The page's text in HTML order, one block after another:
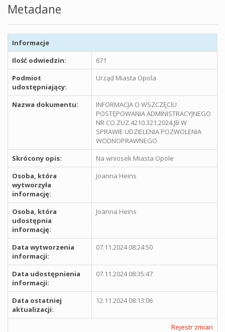
Metadane
Informacje
Ilość odwiedzin:
671
Podmiot
udostępniający:
Urząd Miasta Opola
Nazwa dokumentu:
INFORMACJA O WSZCZĘCIU
POSTĘPOWANIA ADMINISTRACYJNEGO
NR CO.ZUZ.4210.321.2024.JB W
SPRAWIE UDZIELENIA POZWOLENIA
WODNOPRAWNEGO
Skrócony opis:
Na wniosek Miasta Opole
Osoba, która
wytworzyła
informację:
Joanna Heins
Osoba, która
udostępnia
informację:
Joanna Heins
Data wytworzenia
informacji:
07.11.2024 08:24:50
Data udostępnienia
informacji:
07.11.2024 08:35:47
Data ostatniej
aktualizacji:
12.11.2024 08:13:06
Rejestr zmian